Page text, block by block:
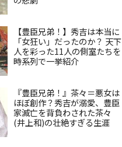
【豊臣兄弟！】秀吉は本当に
「女狂い」だったのか？ 天下
人を彩った11人の側室たちを
時系列で一挙紹介
『豊臣兄弟！』茶々＝悪女は
ほぼ創作？秀吉が溺愛、豊臣
家滅亡を背負わされた茶々
(井上和)の壮絶すぎる生涯